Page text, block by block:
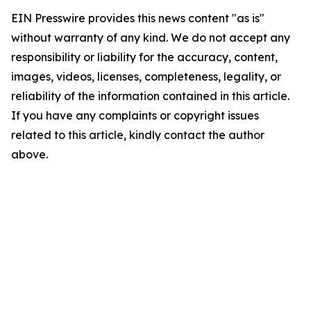
EIN Presswire provides this news content "as is"
without warranty of any kind. We do not accept any
responsibility or liability for the accuracy, content,
images, videos, licenses, completeness, legality, or
reliability of the information contained in this article.
If you have any complaints or copyright issues
related to this article, kindly contact the author
above.